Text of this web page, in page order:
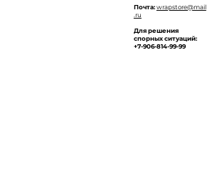
Почта: wrapstore@mail
.ru
Для решения
спорных ситуаций:
+7-906-814-99-99